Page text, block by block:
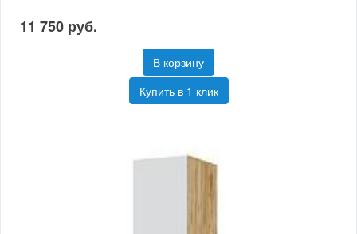
11 750 руб.
В корзину
Купить в 1 клик